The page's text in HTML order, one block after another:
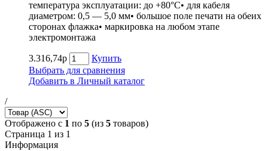
температура эксплуатации: до +80°С• для кабеля
диаметром: 0,5 — 5,0 мм• большое поле печати на обеих
сторонах флажка• маркировка на любом этапе
электромонтажа
3.316,74р
Купить
Выбрать для сравнения
Добавить в Личный каталог
/
Отображено с 1 по 5 (из 5 товаров)
Страница 1 из 1
Информация